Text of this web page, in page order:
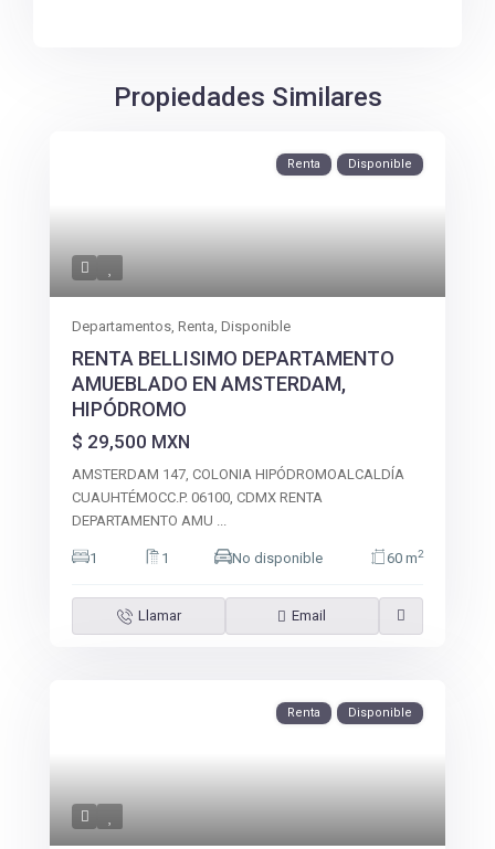
Propiedades Similares
Renta Disponible
Departamentos,Renta,Disponible
RENTA BELLISIMO DEPARTAMENTO
AMUEBLADO EN AMSTERDAM,
HIPÓDROMO
$ 29,500 MXN
AMSTERDAM 147, COLONIA HIPÓDROMOALCALDÍA
CUAUHTÉMOCC.P. 06100, CDMX RENTA
DEPARTAMENTO AMU ...
1 1 No disponible 60 m2
Llamar Email
Renta Disponible